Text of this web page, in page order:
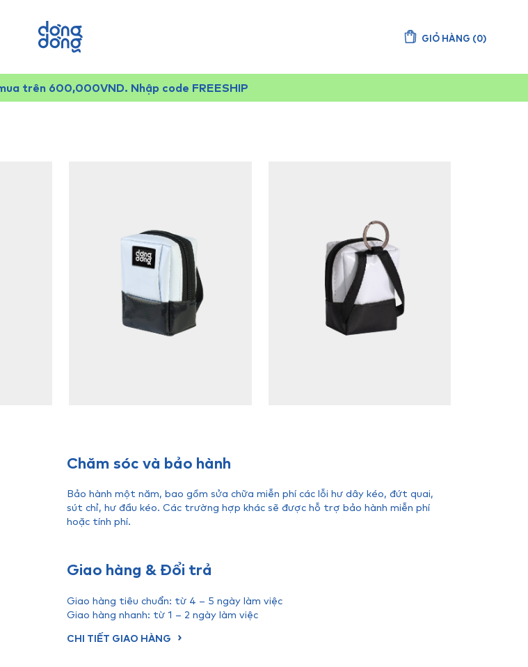
GIỎ HÀNG (0)
trên 600,000VND. Nhập code FREESHIP
Chăm sóc và bảo hành
Bảo hành một năm, bao gồm sửa chữa miễn phí các lỗi hư dây kéo, đứt quai,
sút chỉ, hư đầu kéo. Các trường hợp khác sẽ được hỗ trợ bảo hành miễn phí
hoặc tính phí.
Giao hàng & Đổi trả
Giao hàng tiêu chuẩn: từ 4 – 5 ngày làm việc
Giao hàng nhanh: từ 1 – 2 ngày làm việc
CHI TIẾT GIAO HÀNG